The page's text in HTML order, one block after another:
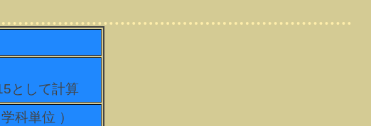
として計算
科単位 ）